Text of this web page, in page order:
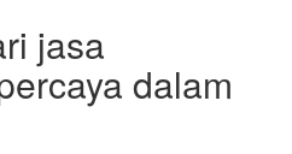
jasa
dalam